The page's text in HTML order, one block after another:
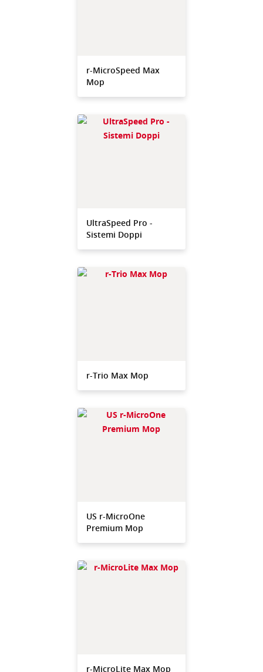
r-MicroSpeed Max
Mop
UltraSpeed Pro -
Sistemi Doppi
r-Trio Max Mop
US r-MicroOne
Premium Mop
r-MicroLite Max Mop